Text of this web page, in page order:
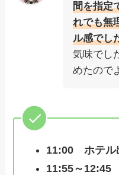
間を指定
れでも無
ル感でし
気味でし
めたので
11:00
ホテル
11:55～